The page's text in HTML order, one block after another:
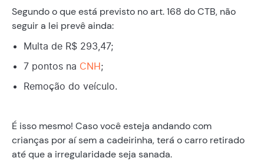
Segundo o que está previsto no art. 168 do CTB, não
seguir a lei prevê ainda:
Multa de R$ 293,47;
7 pontos na CNH;
Remoção do veículo.
É isso mesmo! Caso você esteja andando com
crianças por aí sem a cadeirinha, terá o carro retirado
até que a irregularidade seja sanada.